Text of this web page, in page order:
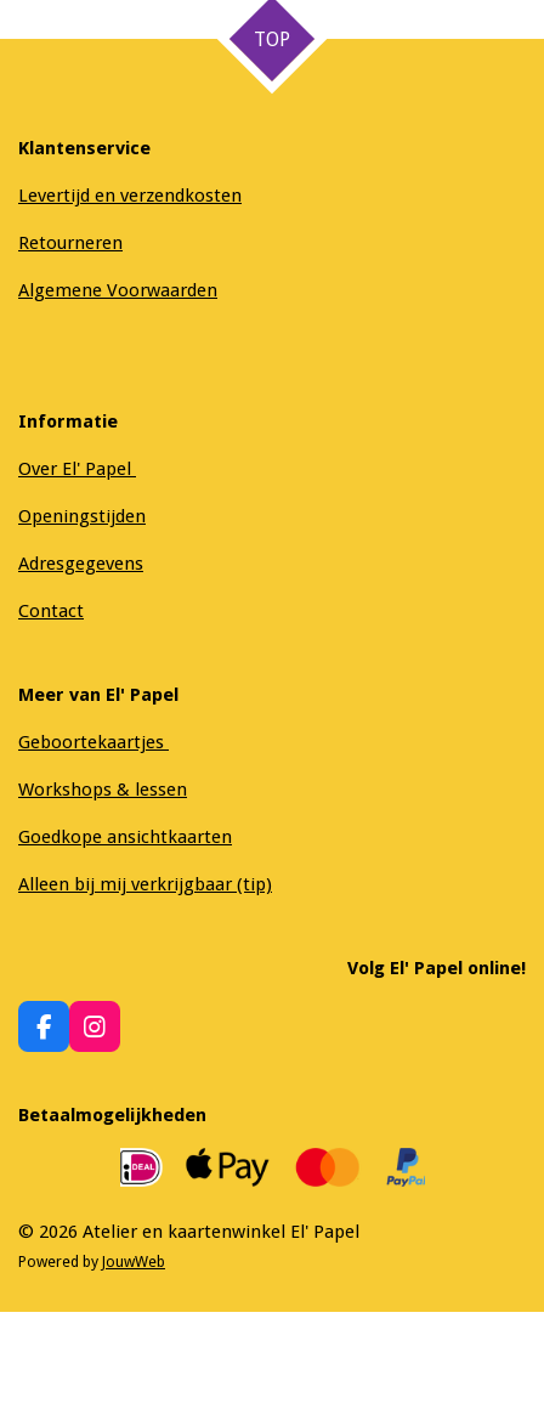
TOP
Klantenservice
Levertijd en verzendkosten
Retourneren
Algemene Voorwaarden
Informatie
Over El' Papel
Openingstijden
Adresgegevens
Contact
Meer van El' Papel
Geboortekaartjes
Workshops & lessen
Goedkope ansichtkaarten
Alleen bij mij verkrijgbaar (tip)
Volg El' Papel online!
F
a
e
b
I
n
a
m
Betaalmogelijkheden
© 2026 Atelier en kaartenwinkel El' Papel
Powered by JouwWeb